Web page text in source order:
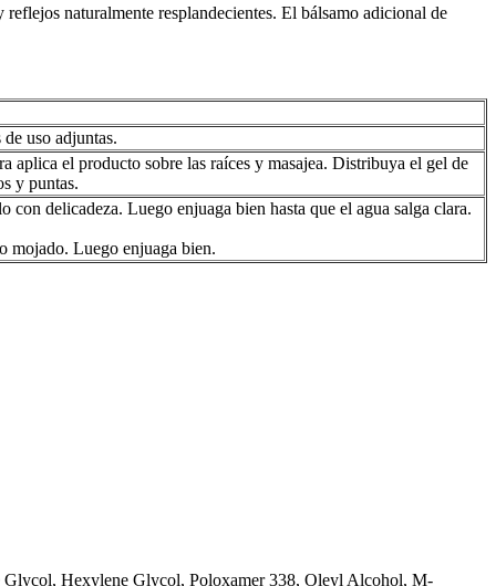
naturalmente resplandecientes. El bálsamo adicional de
uso adjuntas.
aplica el producto sobre las raíces y masajea. Distribuya el gel de
y puntas.
delicadeza. Luego enjuaga bien hasta que el agua salga clara.
mojado. Luego enjuaga bien.
Hexylene Glycol, Poloxamer 338, Oleyl Alcohol, M-